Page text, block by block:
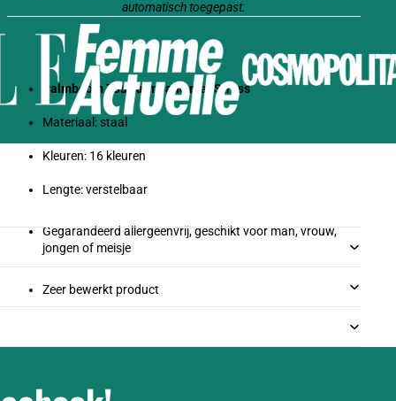
automatisch toegepast.
Palmboom Touwarmband met Strass
Materiaal: staal
Kleuren: 16 kleuren
Lengte: verstelbaar
Gegarandeerd allergeenvrij, geschikt voor man, vrouw,
jongen of meisje
Zeer bewerkt product